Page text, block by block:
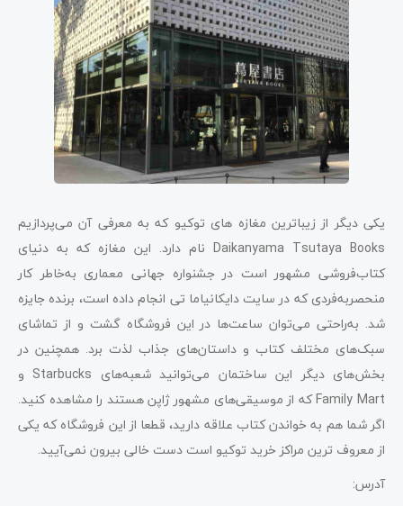
یکی دیگر از زیباترین مغازه های توکیو که به معرفی آن می‌پردازیم
Daikanyama Tsutaya Books نام دارد. این مغازه که به دنیای
کتاب‌فروشی مشهور است در جشنواره جهانی معماری به‌خاطر کار
منحصربه‌فردی که در سایت دایکانیاما تی انجام داده است، برنده جایزه
شد. به‌راحتی می‌توان ساعت‌ها در این فروشگاه گشت و از تماشای
سبک‌های مختلف کتاب و داستان‌های جذاب لذت برد. همچنین در
بخش‌های دیگر این ساختمان می‌توانید شعبه‌های Starbucks و
Family Mart که از موسیقی‌های مشهور ژاپن هستند را مشاهده کنید.
اگر شما هم به خواندن کتاب علاقه دارید، قطعا از این فروشگاه که یکی
از معروف ترین مراکز خرید توکیو است دست خالی بیرون نمی‌آیید.
آدرس: